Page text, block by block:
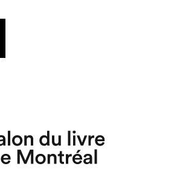
Que cherchez-vous?